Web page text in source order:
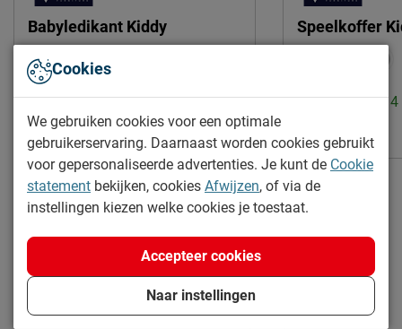
Babyledikant Kiddy
|
Levertijd: 2 tot 4 weken
265.-
Gratis verzending
Speelkoffer
Levertijd: 2 tot 4
85.-
Cookies
We gebruiken cookies voor een optimale
gebruikerservaring. Daarnaast worden cookies gebruikt
voor gepersonaliseerde advertenties. Je kunt de Cookie
statement bekijken, cookies Afwijzen, of via de
instellingen kiezen welke cookies je toestaat.
Naar instellingen
Accepteer cookies